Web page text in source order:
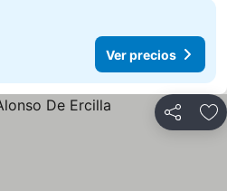
Ver precios
Compartir